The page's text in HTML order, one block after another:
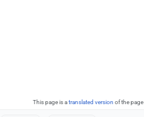
This page is atranslated version of the page